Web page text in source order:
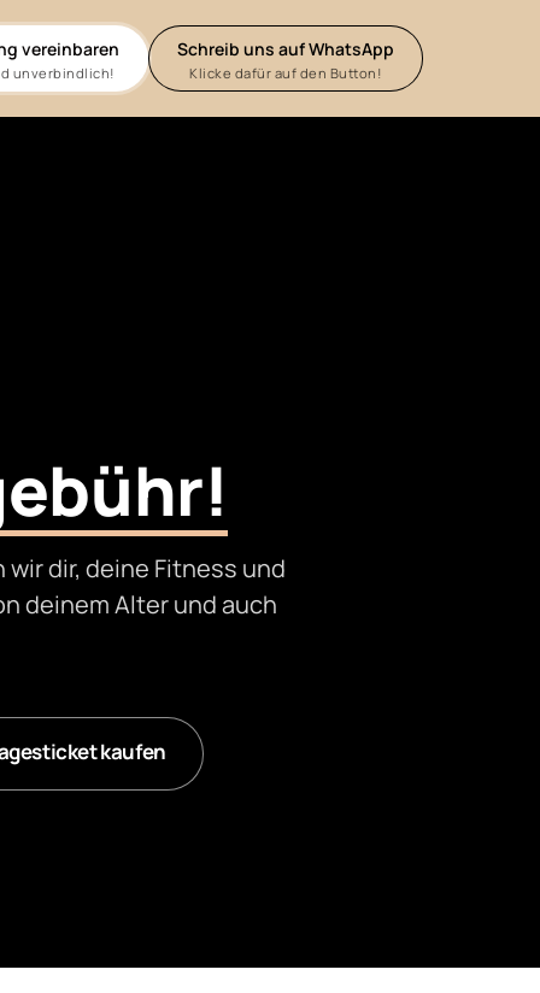
vereinbaren
unverbindlich!
Schreib uns auf WhatsApp
Klicke dafür auf den Button!
dir, deine Fitness und
deinem Alter und auch
kaufen